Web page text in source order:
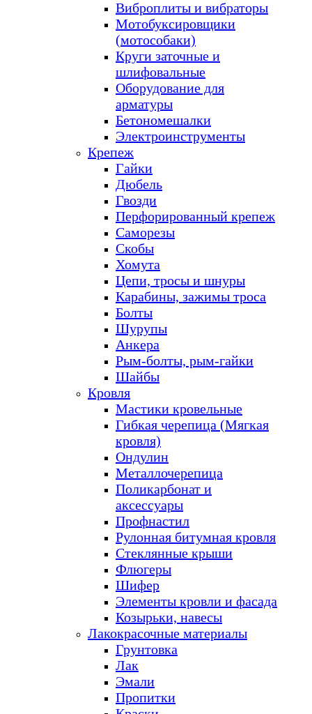
Виброплиты и вибраторы
Мотобуксировщики
(мотособаки)
Круги заточные и
шлифовальные
Оборудование для
арматуры
Бетономешалки
Электроинструменты
Крепеж
Гайки
Дюбель
Гвозди
Перфорированный крепеж
Саморезы
Скобы
Хомута
Цепи, тросы и шнуры
Карабины, зажимы троса
Болты
Шурупы
Анкера
Рым-болты, рым-гайки
Шайбы
Кровля
Мастики кровельные
Гибкая черепица (Мягкая
кровля)
Ондулин
Металлочерепица
Поликарбонат и
аксессуары
Профнастил
Рулонная битумная кровля
Стеклянные крыши
Флюгеры
Шифер
Элементы кровли и фасада
Козырьки, навесы
Лакокрасочные материалы
Грунтовка
Лак
Эмали
Пропитки